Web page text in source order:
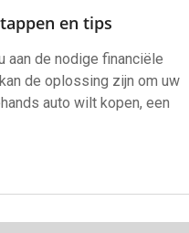
en tips
aan de nodige financiële
de oplossing zijn om uw
auto wilt kopen, een